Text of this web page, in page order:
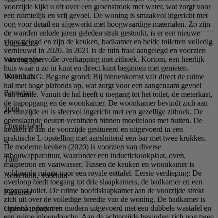
voorzijde kijkt u uit over een groenstrook met water, wat zorgt voor
een ruimtelijk en vrij gevoel. De woning is smaakvol ingericht met
oog voor detail en afgewerkt met hoogwaardige materialen. Zo zijn
de wanden enkele jaren geleden strak gestuukt, is er een nieuwe
vloer gelegd en zijn de keuken, badkamer en beide toiletten volledig
vernieuwd in 2020. In 2021 is de tuin fraai aangelegd en voorzien
van een sfeervolle overkapping met zithoek. Kortom, een heerlijk
huis waar u zo in kunt en direct kunt beginnen met genieten.
INDELING: Begane grond: Bij binnenkomst valt direct de ruime
hal met hoge plafonds op, wat zorgt voor een aangenaam gevoel
van ruimte. Vanuit de hal heeft u toegang tot het toilet, de meterkast,
de trapopgang en de woonkamer. De woonkamer bevindt zich aan
de tuinzijde en is sfeervol ingericht met een gezellige zithoek. De
openslaande deuren verbinden binnen moeiteloos met buiten. De
keuken is aan de voorzijde gesitueerd en uitgevoerd in een
praktische L-opstelling met aansluitend een bar met twee krukken.
De moderne keuken (2020) is voorzien van diverse
inbouwapparatuur, waaronder een inductiekookplaat, oven,
magnetron en vaatwasser. Tussen de keuken en woonkamer is
voldoende ruimte voor een royale eettafel. Eerste verdieping: De
overloop biedt toegang tot drie slaapkamers, de badkamer en een
separaat toilet. De ruime hoofdslaapkamer aan de voorzijde strekt
zich uit over de volledige breedte van de woning. De badkamer is
centraal gelegen en modern uitgevoerd met een dubbele wastafel en
Uitgelicht
Woningtype
Woonhuis
Bouwjaar
2008
Energielabel
A
Tuin
Achtertuin, Voortuin
Parkeren
Openbaar parkeren